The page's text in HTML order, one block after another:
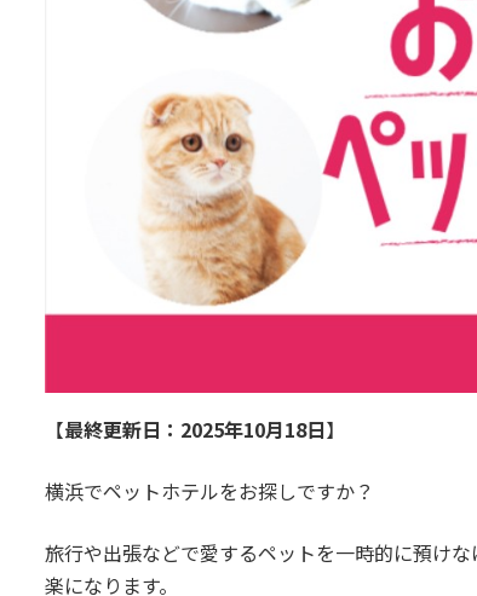
【最終更新日：2025年10月18日】
横浜でペットホテルをお探しですか？
旅行や出張などで愛するペットを一時的に預け
楽になります。